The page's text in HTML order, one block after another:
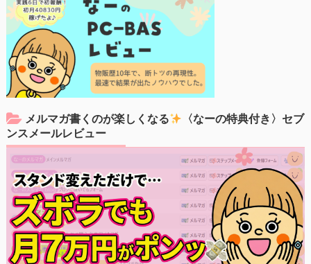
メルマガ書くのが楽しくなる
〈なーの特典付き〉セブ
ンスメールレビュー